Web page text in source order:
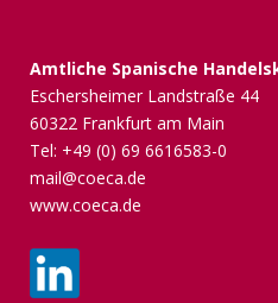
Amtliche Spanische
Eschersheimer Landstraße 44
60322 Frankfurt am Main
Tel: +49 (0) 69 6616583-0
mail@coeca.de
www.coeca.de